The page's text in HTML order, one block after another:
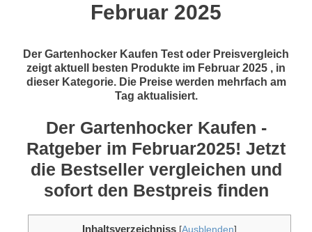
Februar 2025
Der Gartenhocker Kaufen Test oder Preisvergleich
zeigt aktuell besten Produkte im Februar 2025 , in
dieser Kategorie. Die Preise werden mehrfach am
Tag aktualisiert.
Der Gartenhocker Kaufen -
Ratgeber im Februar2025! Jetzt
die Bestseller vergleichen und
sofort den Bestpreis finden
Inhaltsverzeichniss [Ausblenden]